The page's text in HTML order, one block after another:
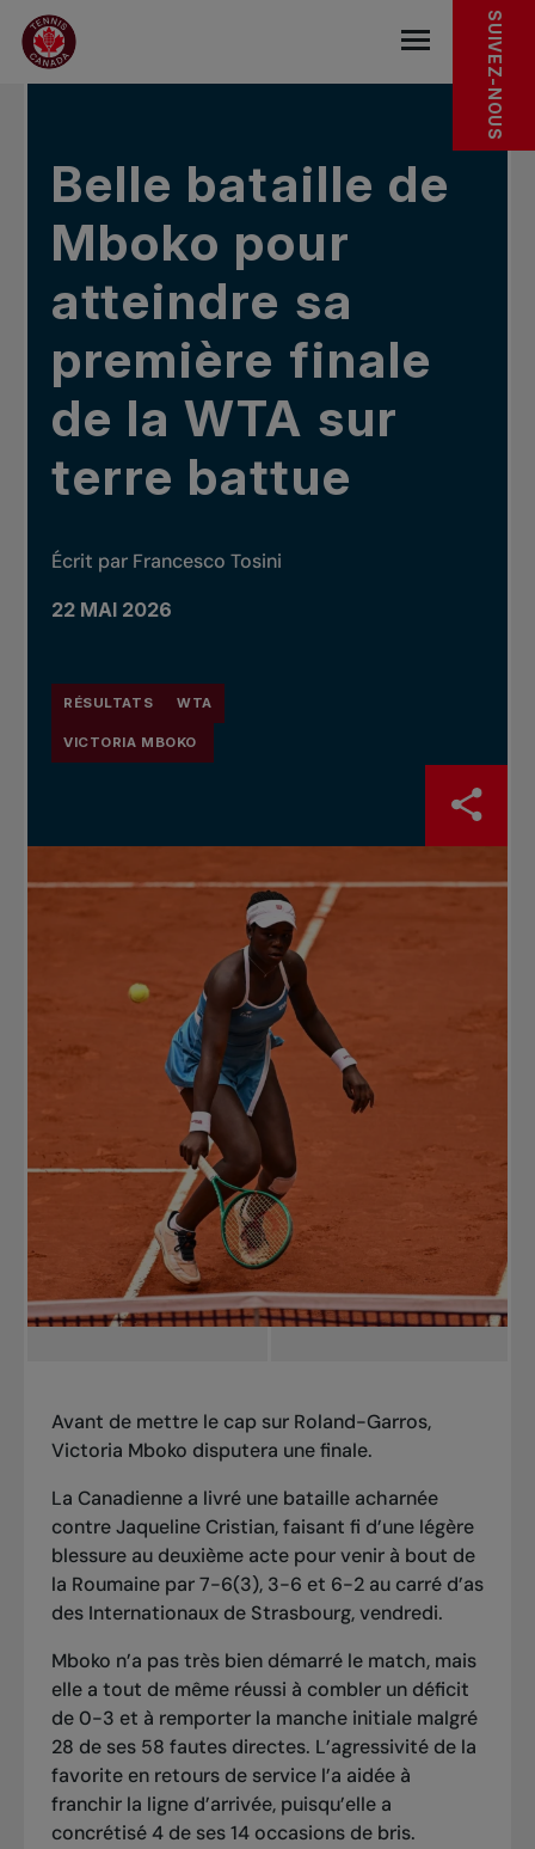
Sauter au menu principal
Sauter au contenu principal
Sauter au pied de page
DANS LES NOUVELLES SUIVEZ-NOUS
Belle bataille de
Mboko pour
atteindre sa
première finale
de la WTA sur
terre battue
Écrit par Francesco Tosini
22 MAI 2026
RÉSULTATS WTA
VICTORIA MBOKO
Avant de mettre le cap sur Roland-Garros,
Victoria Mboko disputera une finale.
La Canadienne a livré une bataille acharnée
contre Jaqueline Cristian, faisant fi d’une légère
blessure au deuxième acte pour venir à bout de
la Roumaine par 7-6(3), 3-6 et 6-2 au carré d’as
des Internationaux de Strasbourg, vendredi.
Mboko n’a pas très bien démarré le match, mais
elle a tout de même réussi à combler un déficit
de 0-3 et à remporter la manche initiale malgré
28 de ses 58 fautes directes. L’agressivité de la
favorite en retours de service l’a aidée à
franchir la ligne d’arrivée, puisqu’elle a
concrétisé 4 de ses 14 occasions de bris.